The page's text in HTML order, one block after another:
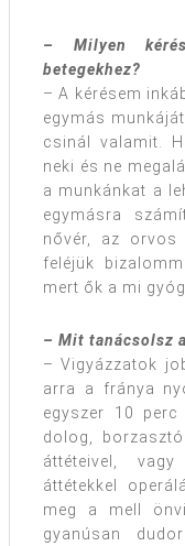
– Milyen
betegekhez?
– A kérésem
egymás
csinál valamit.
neki és ne
a munkánkat a
egymásra
nővér, az orvos
feléjük
mert ők a mi
– Mit tanácsolsz
– Vigyázzatok
arra a fránya
egyszer 10 perc
dolog,
áttéteivel,
áttétekkel
meg a mell
gyanúsan